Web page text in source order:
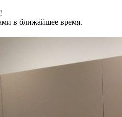
в ближайшее время.